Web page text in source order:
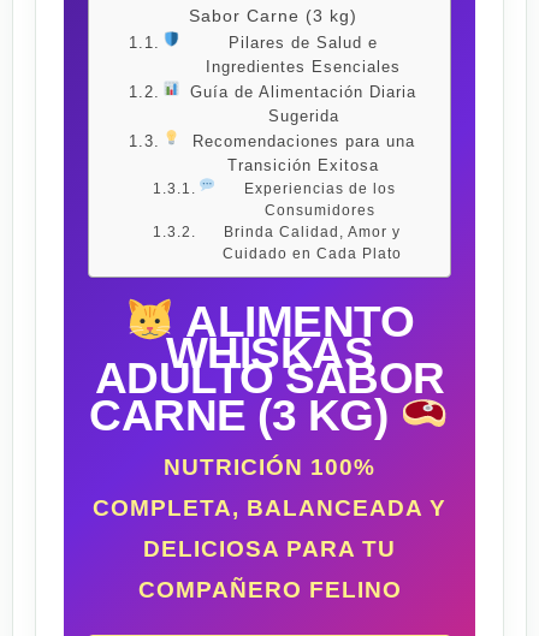
Sabor Carne (3 kg)
Pilares de Salud e
Ingredientes Esenciales
Guía de Alimentación Diaria
Sugerida
Recomendaciones para una
Transición Exitosa
Experiencias de los
Consumidores
Brinda Calidad, Amor y
Cuidado en Cada Plato
ALIMENTO
WHISKAS
ADULTO SABOR
CARNE (3 KG)
NUTRICIÓN 100%
COMPLETA, BALANCEADA Y
DELICIOSA PARA TU
COMPAÑERO FELINO